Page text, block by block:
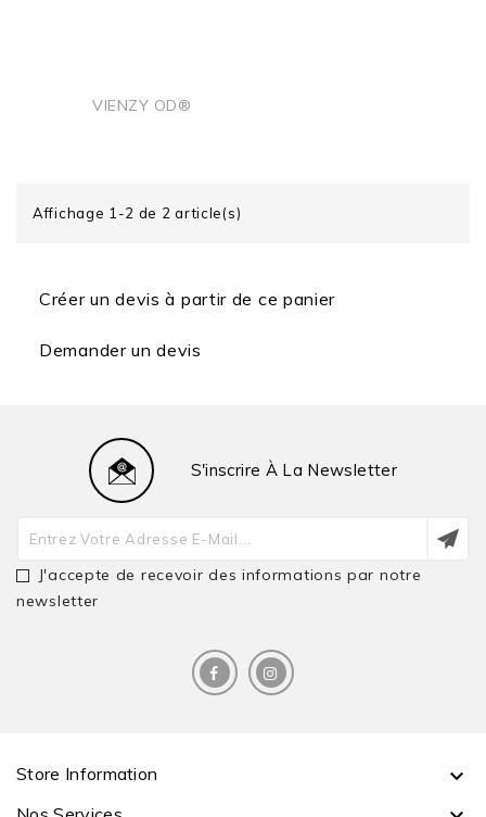
VIENZY OD®
Affichage 1-2 de 2 article(s)
Créer un devis à partir de ce panier
Demander un devis
S'inscrire À La Newsletter
J'accepte de recevoir des informations par notre
newsletter
Store Information 